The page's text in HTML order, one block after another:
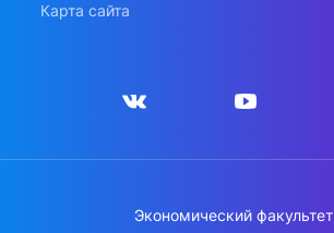
Карта сайта
Экономический факультет